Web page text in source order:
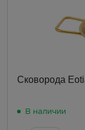
Сковорода
В наличии